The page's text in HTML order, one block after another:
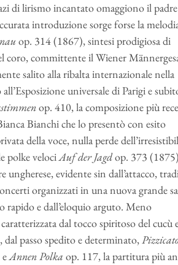
di lirismo incantato omaggiono il
introduzione sorge forse la
op. 314 (1867), sintesi prodigiosa di
coro, committente il Wiener
salito alla ribalta internazionale nella
universale di Parigi e
op. 410, la composizione più
Bianchi che lo presentò con esito
della voce, nulla perde
polke velociAuf der Jagdop. 373
evidente sin dall’attacco,
organizzati in una nuova grande
rapido e dall’eloquio arguto. Meno
dal tocco spiritoso del cucù
passo spedito e determinato,
eAnnen Polka op. 117, la partitura più